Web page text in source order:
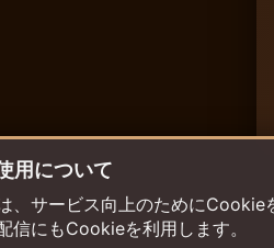
用について
、サービス向上のために
信にもCookieを利用します。